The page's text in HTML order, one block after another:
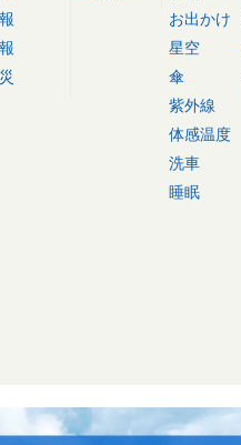
お出かけ
星空
傘
紫外線
体感温度
洗車
睡眠